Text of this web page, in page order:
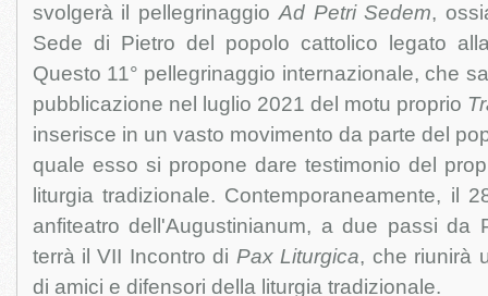
svolgerà il pellegrinaggio Ad Petri Sedem,
Sede di Pietro del popolo cattolico legato
Questo 11° pellegrinaggio internazionale, che
pubblicazione nel luglio 2021 del motu proprio
inserisce in un vasto movimento da parte del
quale esso si propone dare testimonio del
liturgia tradizionale. Contemporaneamente, il
anfiteatro dell'Augustinianum, a due passi da
terrà il VII Incontro di Pax Liturgica, che riunirà
di amici e difensori della liturgia tradizionale.